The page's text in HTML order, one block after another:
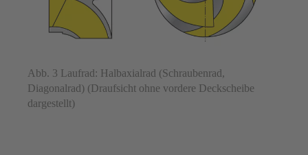
Abb. 3 Laufrad: Halbaxialrad (Schraubenrad,
Diagonalrad) (Draufsicht ohne vordere Deckscheibe
dargestellt)